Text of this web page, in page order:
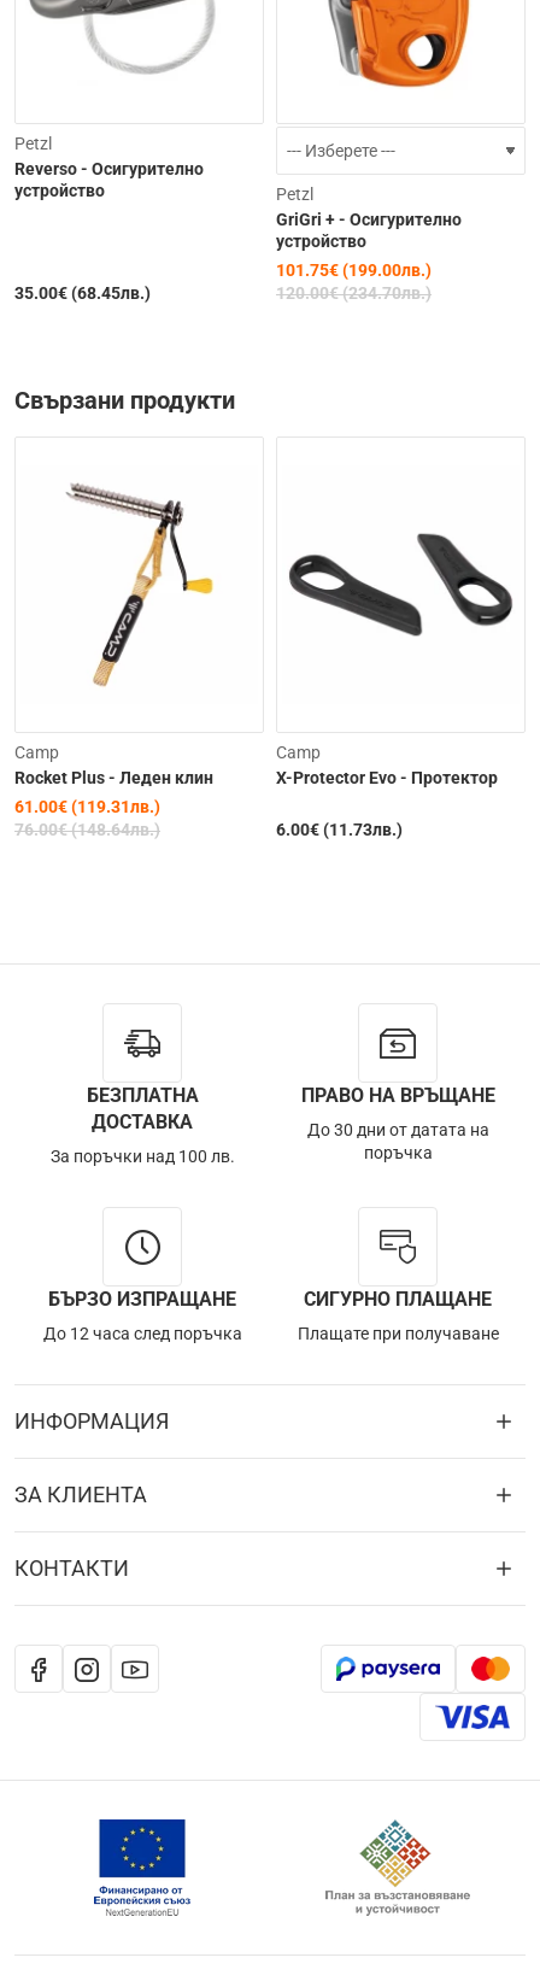
Petzl
Reverso - Осигурително
устройство
35.00€ (68.45лв.)
Petzl
GriGri + - Осигурително
устройство
101.75€ (199.00лв.)
120.00€ (234.70лв.)
Свързани продукти
Camp
Rocket Plus - Леден клин
61.00€ (119.31лв.)
76.00€ (148.64лв.)
Camp
X-Protector Evo - Протектор
6.00€ (11.73лв.)
БЕЗПЛАТНА
ДОСТАВКА
За поръчки над 100 лв.
ПРАВО НА ВРЪЩАНЕ
До 30 дни от датата на
поръчка
БЪРЗО ИЗПРАЩАНЕ
До 12 часа след поръчка
СИГУРНО ПЛАЩАНЕ
Плащате при получаване
ИНФОРМАЦИЯ
ЗА КЛИЕНТА
КОНТАКТИ